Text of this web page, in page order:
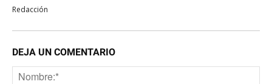
Redacción
DEJA UN COMENTARIO